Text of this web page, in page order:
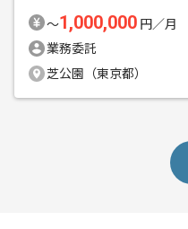
〜1,000,000 円／月
業務委託
芝公園（東京都）